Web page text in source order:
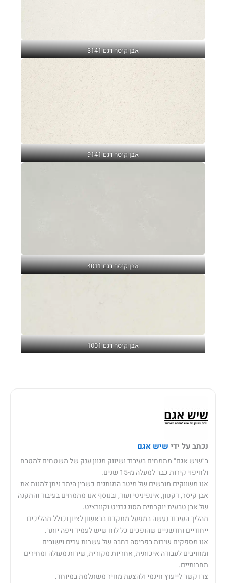
אבן קיסר דגם 3141
אבן קיסר דגם 9141
אבן קיסר דגם 4011
אבן קיסר דגם 1001
נכתב על ידי שיש אגם
ב״שיש אגם״ מתמחים בעיבוד ושיווק מגוון ענק של משטחים למטבח
ולחיפוי קירות כבר למעלה מ-15 שנים.
אנו משווקים מורשים של מיטב המותגים כשבין היתר ניתן למנות את
אבן קיסר, דקטון, אינפיניטי ועוד, ובנוסף אנו מתמחים בעיבוד והתקנה
של אבן טבעית יוקרתית מסוג גרניט וקוורציט.
תהליך העיבוד נעשה במפעל מתקדם בראשון לציון וכולל תהליכים
ייחודיים וחדשניים שהופכים כל לוח שיש לעמיד ויפה יותר.
אנו מספקים שירות בפריסה רחבה של עשרות ערים וישובים
ומחויבים לעבודה איכותית, אחריות מקורית, שירות מעולה ומחירים
תחרותיים.
צרו קשר לייעוץ חינמי ולהצעת מחיר משתלמת במיוחד.